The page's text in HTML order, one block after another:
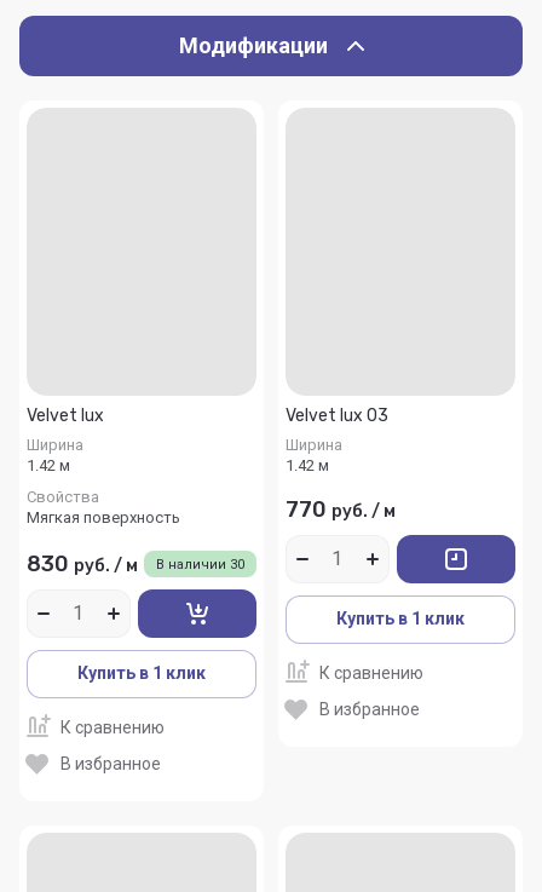
Модификации
Velvet lux
Ширина
1.42 м
Свойства
Мягкая поверхность
В наличии 30
830 руб. / м
Купить в 1 клик
К сравнению
В избранное
Velvet lux 03
Ширина
1.42 м
770 руб. / м
Купить в 1 клик
К сравнению
В избранное